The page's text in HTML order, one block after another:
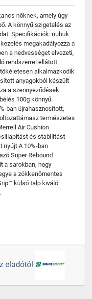
nőknek, amely úgy
A könnyű szigetelés az
Specifikációk: nubuk
megakadályozza a
a nedvességet elvezeti,
rendszerrel ellátott
alkalmazkodik
anyagokból készült
a szennyeződések
100g könnyű
ban újrahasznosított,
természetes
Air Cushion
és stabilitást
nyújt A 10%-ban
Super Rebound
a sarokban, hogy
a zökkenőmentes
külső talp kiváló
eladótól